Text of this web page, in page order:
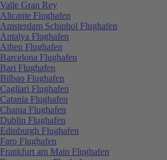
Valle Gran Rey
Alicante Flughafen
Amsterdam Schiphol Flughafen
Antalya Flughafen
Athen Flughafen
Barcelona Flughafen
Bari Flughafen
Bilbao Flughafen
Cagliari Flughafen
Catania Flughafen
Chania Flughafen
Dublin Flughafen
Edinburgh Flughafen
Faro Flughafen
Frankfurt am Main Flughafen